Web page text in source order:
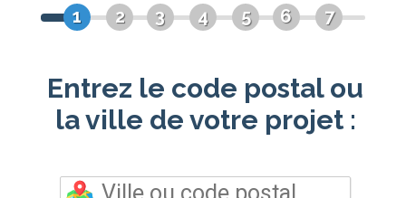
1
2 3 4 5 6 7
Entrez le code postal ou
la ville de votre projet :